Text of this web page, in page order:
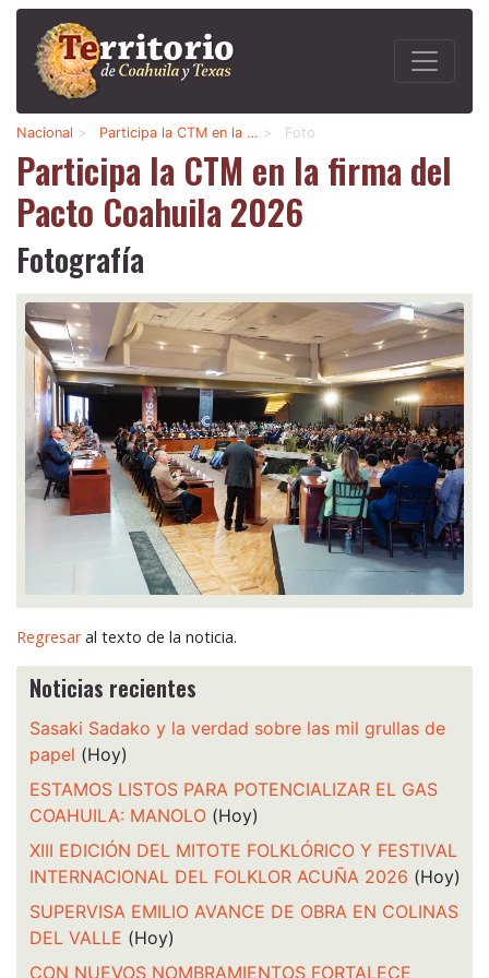
Nacional > Participa la CTM en la … > Foto
Participa la CTM en la firma del
Pacto Coahuila 2026
Fotografía
Regresaral texto de la noticia.
Noticias recientes
Sasaki Sadako y la verdad sobre las mil grullas de
papel (Hoy)
ESTAMOS LISTOS PARA POTENCIALIZAR EL GAS
COAHUILA: MANOLO (Hoy)
XIII EDICIÓN DEL MITOTE FOLKLÓRICO Y FESTIVAL
INTERNACIONAL DEL FOLKLOR ACUÑA 2026 (Hoy)
SUPERVISA EMILIO AVANCE DE OBRA EN COLINAS
DEL VALLE (Hoy)
CON NUEVOS NOMBRAMIENTOS FORTALECE